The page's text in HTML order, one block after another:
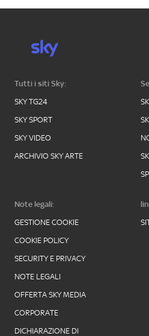
Tutti i siti Sky:
SKY TG24
SKY SPORT
SKY VIDEO
ARCHIVIO SKY ARTE
Note legali:
GESTIONE COOKIE
COOKIE POLICY
SECURITY E PRIVACY
NOTE LEGALI
OFFERTA SKY MEDIA
CORPORATE
DICHIARAZIONE DI